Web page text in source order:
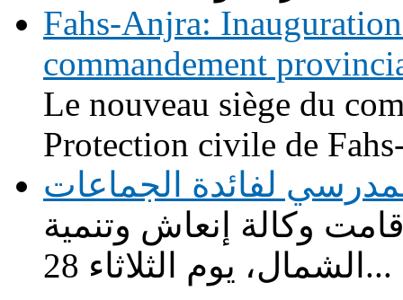
Fahs-Anjra:
commandement
Le nouveau siège du
Protection civile de
للنقل المدرسي لفائدة الجماعات
وكالة إنعاش وتنمية
الشمال، يوم الثلاثاء 28...